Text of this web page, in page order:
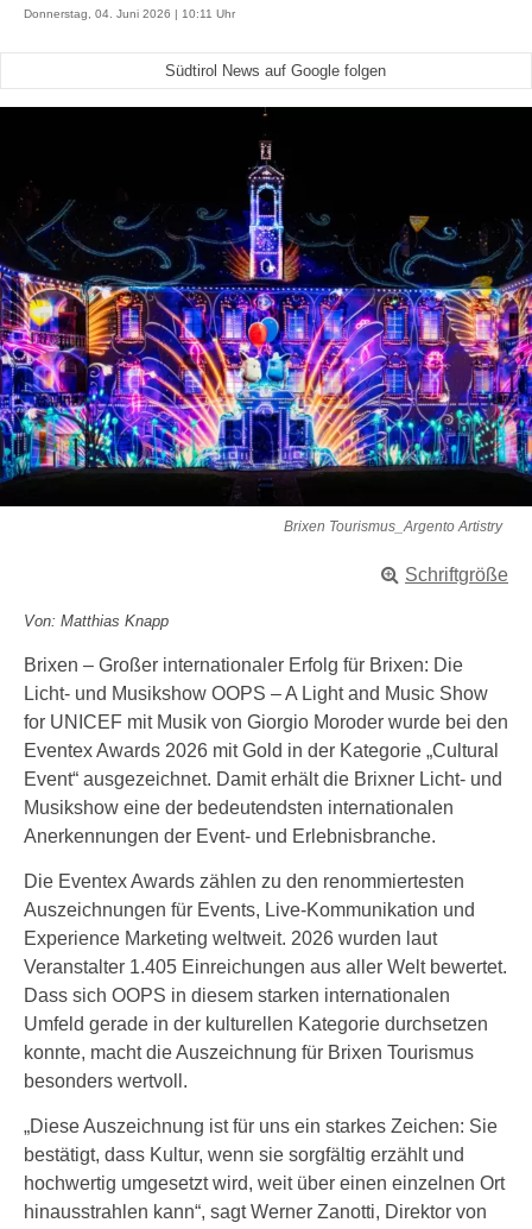
Donnerstag, 04. Juni 2026 | 10:11 Uhr
Südtirol News auf Google folgen
Brixen Tourismus_Argento Artistry
Schriftgröße
Von: Matthias Knapp
Brixen – Großer internationaler Erfolg für Brixen: Die
Licht- und Musikshow OOPS – A Light and Music Show
for UNICEF mit Musik von Giorgio Moroder wurde bei den
Eventex Awards 2026 mit Gold in der Kategorie „Cultural
Event“ ausgezeichnet. Damit erhält die Brixner Licht- und
Musikshow eine der bedeutendsten internationalen
Anerkennungen der Event- und Erlebnisbranche.
Die Eventex Awards zählen zu den renommiertesten
Auszeichnungen für Events, Live-Kommunikation und
Experience Marketing weltweit. 2026 wurden laut
Veranstalter 1.405 Einreichungen aus aller Welt bewertet.
Dass sich OOPS in diesem starken internationalen
Umfeld gerade in der kulturellen Kategorie durchsetzen
konnte, macht die Auszeichnung für Brixen Tourismus
besonders wertvoll.
„Diese Auszeichnung ist für uns ein starkes Zeichen: Sie
bestätigt, dass Kultur, wenn sie sorgfältig erzählt und
hochwertig umgesetzt wird, weit über einen einzelnen Ort
hinausstrahlen kann“, sagt Werner Zanotti, Direktor von